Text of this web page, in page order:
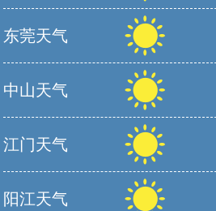
东莞天气
中山天气
江门天气
阳江天气